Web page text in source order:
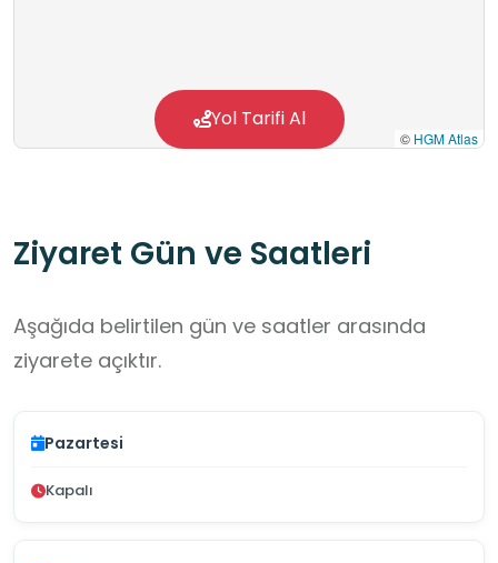
© HGM Atlas
Yol Tarifi Al
Ziyaret Gün ve Saatleri
Aşağıda belirtilen gün ve saatler arasında
ziyarete açıktır.
Pazartesi
Kapalı